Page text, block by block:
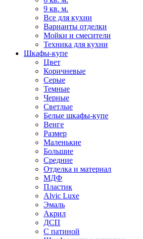
9 кв. м.
Все для кухни
Варианты отделки
Мойки и смесители
Техника для кухни
Шкафы-купе
Цвет
Коричневые
Серые
Темные
Черные
Светлые
Белые шкафы-купе
Венге
Размер
Маленькие
Большие
Средние
Отделка и материал
МДФ
Пластик
Alvic Luxe
Эмаль
Акрил
ДСП
С патиной